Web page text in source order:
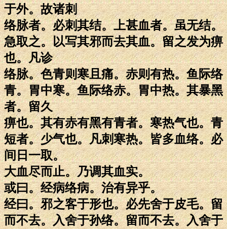
于外。故诸刺
络脉者。必刺其结。上甚血者。虽无结。
急取之。以写其邪而去其血。留之发为痹
也。凡诊
络脉。色青则寒且痛。赤则有热。鱼际络
青。胃中寒。鱼际络赤。胃中热。其暴黑
者。留久
痹也。其有赤有黑有青者。寒热气也。青
短者。少气也。凡刺寒热。皆多血络。必
间日一取。
大血尽而止。乃调其血实。
或曰。经病络病。治有异乎。
经曰。邪之客于形也。必先舍于皮毛。留
而不去。入舍于孙络。留而不去。入舍于